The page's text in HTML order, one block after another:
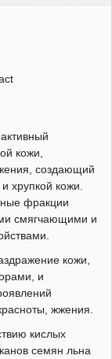
кожи,
создающий
хрупкой кожи.
фракции
смягчающими и
кожи,
и
жжения.
кислых
семян льна